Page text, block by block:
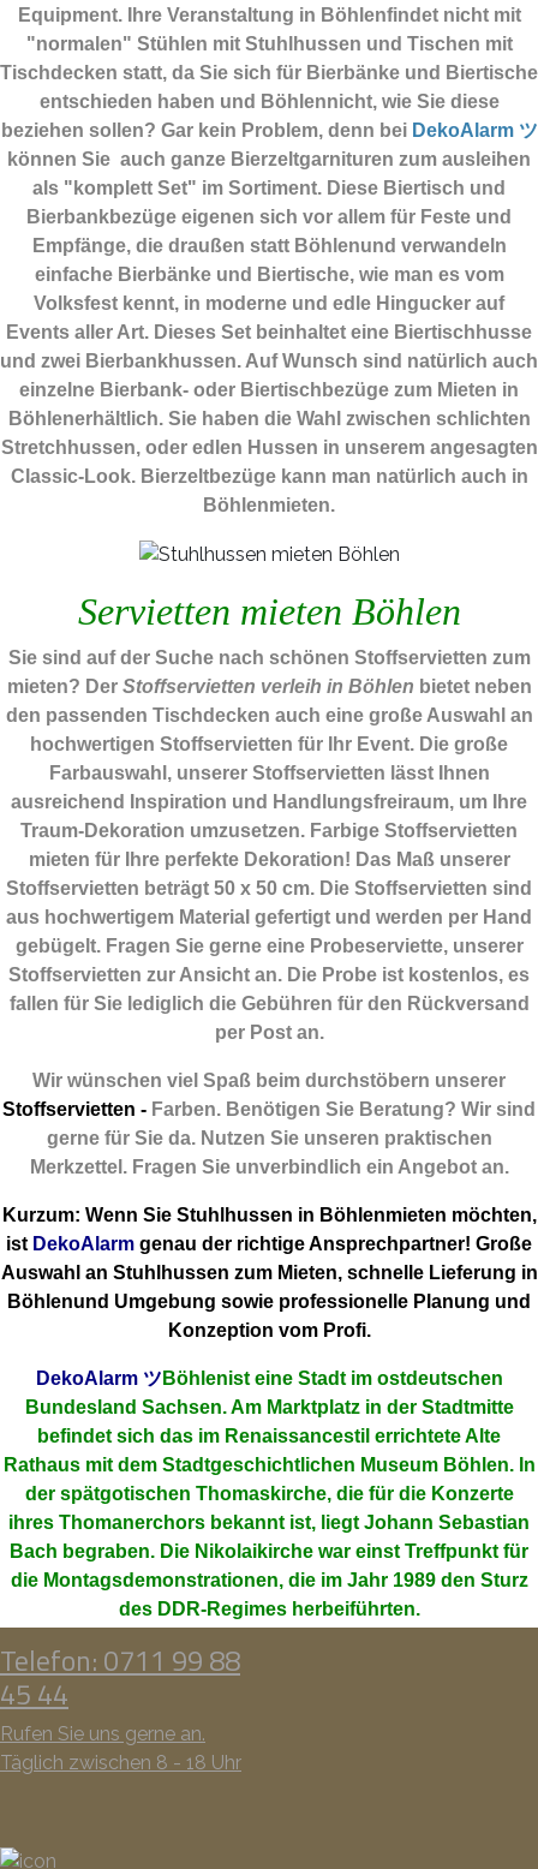
Equipment.
Ihre Veranstaltung in Böhlenfindet nicht mit
"normalen" Stühlen mit Stuhlhussen und Tischen mit
Tischdecken statt, da Sie sich für Bierbänke und Biertische
entschieden haben und Böhlennicht, wie Sie diese
beziehen sollen? Gar kein Problem, denn bei DekoAlarm ツ
können Sie auch ganze Bierzeltgarnituren zum ausleihen
als "komplett Set" im Sortiment. Diese Biertisch und
Bierbankbezüge eigenen sich vor allem für Feste und
Empfänge, die draußen statt Böhlenund verwandeln
einfache Bierbänke und Biertische, wie man es vom
Volksfest kennt, in moderne und edle Hingucker auf
Events aller Art. Dieses Set beinhaltet eine Biertischhusse
und zwei Bierbankhussen. Auf Wunsch sind natürlich auch
einzelne Bierbank- oder Biertischbezüge zum Mieten in
Böhlenerhältlich. Sie haben die Wahl zwischen schlichten
Stretchhussen, oder edlen Hussen in unserem angesagten
Classic-Look. Bierzeltbezüge kann man natürlich auch in
Böhlenmieten.
Servietten mieten Böhlen
Sie sind auf der Suche nach schönen Stoffservietten zum
mieten? Der Stoffservietten verleih in Böhlen bietet neben
den passenden Tischdecken auch eine große Auswahl an
hochwertigen Stoffservietten für Ihr Event. Die große
Farbauswahl, unserer Stoffservietten lässt Ihnen
ausreichend Inspiration und Handlungsfreiraum, um Ihre
Traum-Dekoration umzusetzen. Farbige Stoffservietten
mieten für Ihre perfekte Dekoration! Das Maß unserer
Stoffservietten beträgt 50 x 50 cm. Die Stoffservietten sind
aus hochwertigem Material gefertigt und werden per Hand
gebügelt. Fragen Sie gerne eine Probeserviette, unserer
Stoffservietten zur Ansicht an. Die Probe ist kostenlos, es
fallen für Sie lediglich die Gebühren für den Rückversand
per Post an.
Wir wünschen viel Spaß beim durchstöbern unserer
Stoffservietten - Farben. Benötigen Sie Beratung? Wir sind
gerne für Sie da. Nutzen Sie unseren praktischen
Merkzettel. Fragen Sie unverbindlich ein Angebot an.
Kurzum: Wenn Sie Stuhlhussen in Böhlenmieten möchten,
ist DekoAlarm genau der richtige Ansprechpartner! Große
Auswahl an Stuhlhussen zum Mieten, schnelle Lieferung in
Böhlenund Umgebung sowie professionelle Planung und
Konzeption vom Profi.
DekoAlarm ツ Böhlenist eine Stadt im ostdeutschen
Bundesland Sachsen. Am Marktplatz in der Stadtmitte
befindet sich das im Renaissancestil errichtete Alte
Rathaus mit dem Stadtgeschichtlichen Museum Böhlen. In
der spätgotischen Thomaskirche, die für die Konzerte
ihres Thomanerchors bekannt ist, liegt Johann Sebastian
Bach begraben. Die Nikolaikirche war einst Treffpunkt für
die Montagsdemonstrationen, die im Jahr 1989 den Sturz
des DDR-Regimes herbeiführten.
Telefon: 0711 99 88
45 44
Rufen Sie uns gerne an.
Täglich zwischen 8 - 18 Uhr